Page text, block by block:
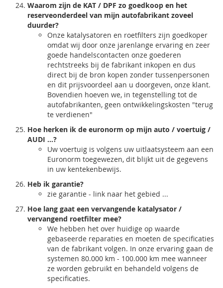
Waarom zijn de KAT / DPF zo goedkoop en het
reserveonderdeel van mijn autofabrikant zoveel
duurder?
Onze katalysatoren en roetfilters zijn goedkoper
omdat wij door onze jarenlange ervaring en zeer
goede handelscontacten onze goederen
rechtstreeks bij de fabrikant inkopen en dus
direct bij de bron kopen zonder tussenpersonen
en dit prijsvoordeel aan u doorgeven, onze klant.
Bovendien hoeven we, in tegenstelling tot de
autofabrikanten, geen ontwikkelingskosten "terug
te verdienen"
Hoe herken ik de euronorm op mijn auto / voertuig /
AUDI ...?
Uw voertuig is volgens uw uitlaatsysteem aan een
Euronorm toegewezen, dit blijkt uit de gegevens
in uw kentekenbewijs.
Heb ik garantie?
zie garantie - link naar het gebied ...
Hoe lang gaat een vervangende katalysator /
vervangend roetfilter mee?
We hebben het over huidige op waarde
gebaseerde reparaties en moeten de specificaties
van de fabrikant volgen. In onze ervaring gaan de
systemen 80.000 km - 100.000 km mee wanneer
ze worden gebruikt en behandeld volgens de
specificaties.